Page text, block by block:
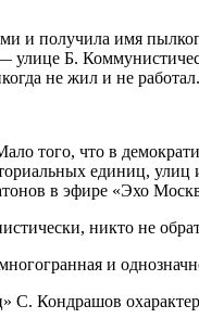
и получила имя
улице Б.
не жил и не работал.
того, что в
единиц, улиц
в эфире «Эхо
никто не
и
С. Кондрашов